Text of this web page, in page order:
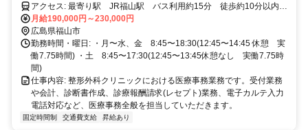
アクセス: 最寄り駅 JR福山駅 バス利用約15分 徒歩約10分以内
「多治米車庫前行き」を利用する場合 ： 「正木角」下車し徒歩約8分
「福山港行き」を利用する場合 ：「二の川上」下車し徒歩約3分 「卸
町行き」を利用する場合 ：「新涯一丁目中」下車し徒歩約10分 ＊徒
歩圏内にセブンイレブン、マクドナルド、丸亀製麺、スシロー、シャ
トレーゼなど飲食店多数あり、クリニックより北側にTSUTAYAもあ
り好立地です。
月給190,000円～230,000円
広島県福山市
勤務時間・曜日: ・月〜水、金 8:45〜18:30(12:45〜14:45 休憩 実
働7.75時間) ・土 8:45〜17:30(12:45〜13:45休憩なし 実働7.75時
間)
仕事内容: 整形外科クリニックにおける医療事務業務です。受付業務
や会計、診断書作成、診療報酬請求(レセプト)業務、電子カルテ入力
電話対応など、医療事務全般を担当していただきます。
固定時間制 交通費支給 昇給あり